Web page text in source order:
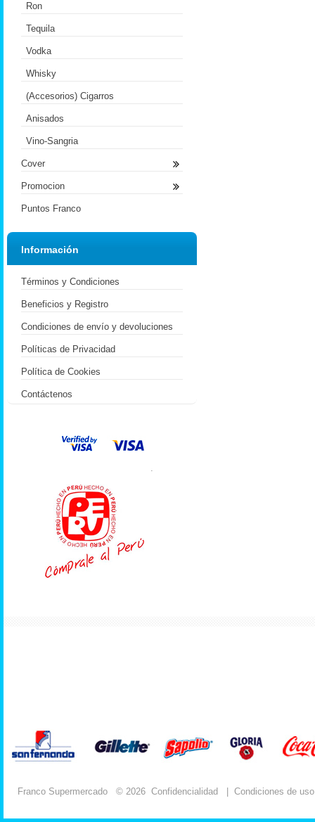
Ron
Tequila
Vodka
Whisky
(Accesorios) Cigarros
Anisados
Vino-Sangria
Cover
Promocion
Puntos Franco
Información
Términos y Condiciones
Beneficios y Registro
Condiciones de envío y devoluciones
Políticas de Privacidad
Política de Cookies
Contáctenos
.
Franco Supermercado © 2026 Confidencialidad Condiciones de uso